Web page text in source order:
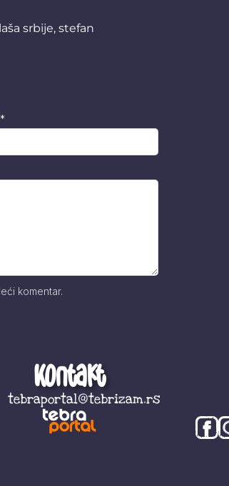
srbije, stefan
*
komentar.
Kontakt
tebraportal@tebrizam.rs